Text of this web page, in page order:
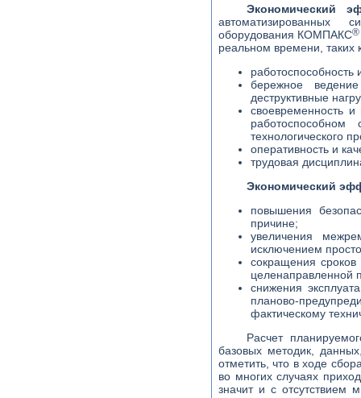
Экономический
автоматизированных
оборудования КОМПАКС®
реальном времени, таких
работоспособность
бережное
деструктивные
своевременность
работоспособном
технологического
оперативность и
трудовая
Экономический
повышения
причине;
увеличения
исключением
сокращения
целенаправленной
снижения
планово-
фактическому
Расчет
базовых методик,
отметить, что в ходе
во многих случаях
значит и с отсутствием